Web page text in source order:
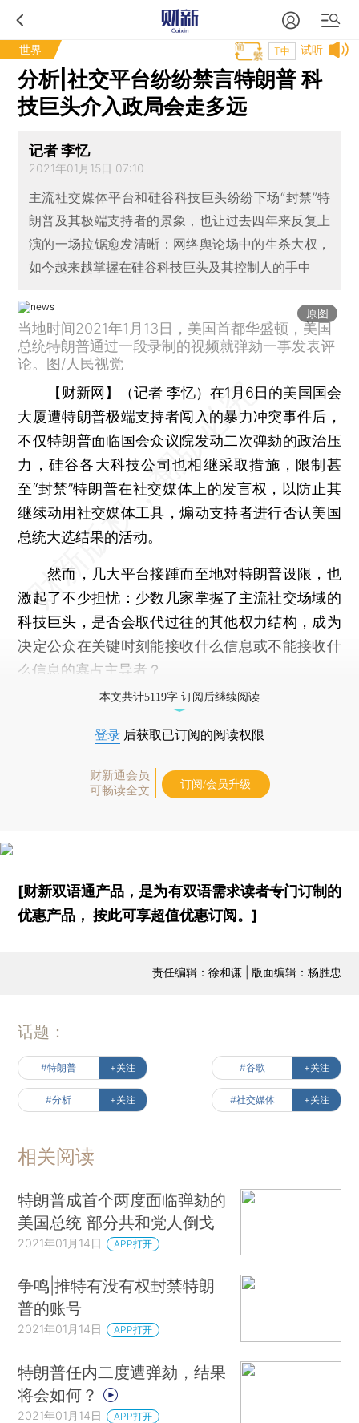
世界 试听
T中
分析|社交平台纷纷禁言特朗普 科
技巨头介入政局会走多远
记者 李忆
2021年01月15日 07:10
主流社交媒体平台和硅谷科技巨头纷纷下场“封禁”特
朗普及其极端支持者的景象，也让过去四年来反复上
演的一场拉锯愈发清晰：网络舆论场中的生杀大权，
如今越来越掌握在硅谷科技巨头及其控制人的手中
原图
当地时间2021年1月13日，美国首都华盛顿，美国
总统特朗普通过一段录制的视频就弹劾一事发表评
论。图/人民视觉
【财新网】（记者 李忆）在1月6日的美国国会
大厦遭特朗普极端支持者闯入的暴力冲突事件后，
不仅特朗普面临国会众议院发动二次弹劾的政治压
力，硅谷各大科技公司也相继采取措施，限制甚
至“封禁”特朗普在社交媒体上的发言权，以防止其
继续动用社交媒体工具，煽动支持者进行否认美国
总统大选结果的活动。
然而，几大平台接踵而至地对特朗普设限，也
激起了不少担忧：少数几家掌握了主流社交场域的
科技巨头，是否会取代过往的其他权力结构，成为
决定公众在关键时刻能接收什么信息或不能接收什
么信息的寡占主导者？
本文共计5119字 订阅后继续阅读
登录 后获取已订阅的阅读权限
财新通会员
可畅读全文
订阅/会员升级
[财新双语通产品，是为有双语需求读者专门订制的
优惠产品，按此可享超值优惠订阅 。]
责任编辑：徐和谦 | 版面编辑：杨胜忠
话题：
#特朗普 +关注 #谷歌 +关注
#分析 +关注 #社交媒体 +关注
相关阅读
特朗普成首个两度面临弹劾的
美国总统 部分共和党人倒戈
2021年01月14日 APP打开
争鸣|推特有没有权封禁特朗
普的账号
2021年01月14日 APP打开
特朗普任内二度遭弹劾，结果
将会如何？
2021年01月14日 APP打开